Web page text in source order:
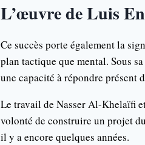
L’œuvre de Luis
Ce succès porte également la
plan tactique que mental. Sous
une capacité à répondre présent
Le travail de Nasser Al-Khelaïfi
volonté de construire un projet
il y a encore quelques années.